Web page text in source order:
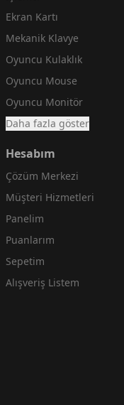
Ekran Kartı
Mekanik Klavye
Oyuncu Kulaklık
Oyuncu Mouse
Oyuncu Monitör
Daha fazla göster
Hesabım
Çözüm Merkezi
Müşteri Hizmetleri
Panelim
Puanlarım
Sepetim
Alışveriş Listem